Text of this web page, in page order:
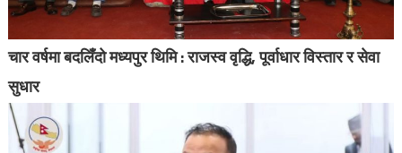
चार वर्षमा बदलिँदो मध्यपुर थिमि : राजस्व वृद्धि, पूर्वाधार विस्तार र सेवा
सुधार